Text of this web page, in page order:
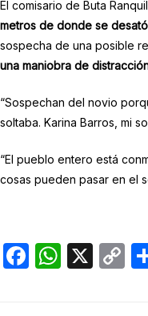
El comisario de Buta
metros de donde se
sospecha de una posible
una maniobra de
“Sospechan del novio
soltaba. Karina Barros, mi
“El pueblo entero está
cosas pueden pasar en el
F
W X
C